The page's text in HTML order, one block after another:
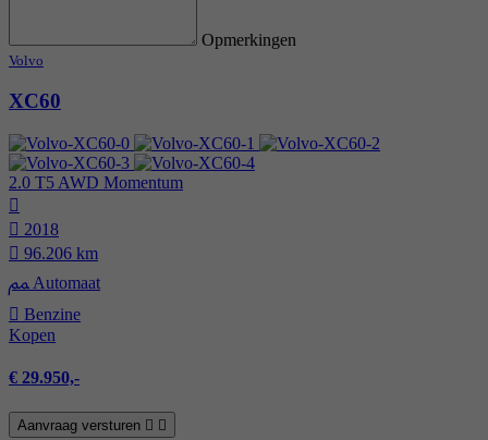
Opmerkingen
Volvo
XC60
2.0 T5 AWD Momentum
2018
96.206 km
Automaat
Benzine
Kopen
€ 29.950,-
Aanvraag versturen